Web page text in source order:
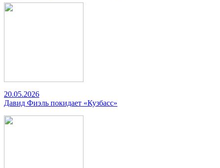
20.05.2026
Давид Фиэль покидает «Кузбасс»